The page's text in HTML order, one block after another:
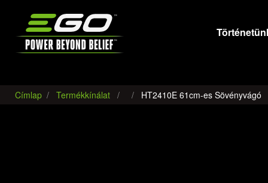
Címlap Termékkínálat HT2410E 61cm-es Sövényvágó